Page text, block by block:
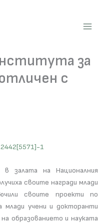
за
с
залата на Националния
своите награди млади
своите проекти по
млади учени и докторанти
образованието и науката